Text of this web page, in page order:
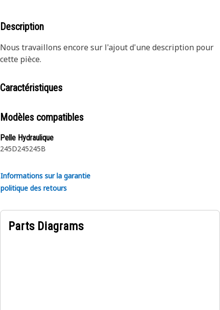
Description
Nous travaillons encore sur l'ajout d'une description pour
cette pièce.
Caractéristiques
Modèles compatibles
Pelle Hydraulique
245D245245B
Informations sur la garantie
politique des retours
Parts Diagrams